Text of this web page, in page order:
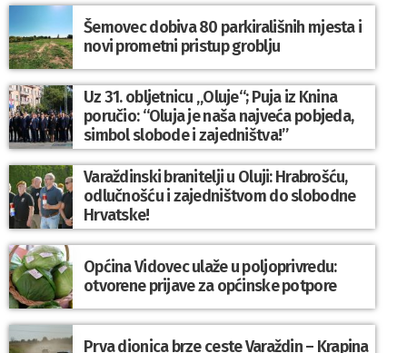
Šemovec dobiva 80 parkirališnih mjesta i
novi prometni pristup groblju
Uz 31. obljetnicu „Oluje“; Puja iz Knina
poručio: “Oluja je naša najveća pobjeda,
simbol slobode i zajedništva!”
Varaždinski branitelji u Oluji: Hrabrošću,
odlučnošću i zajedništvom do slobodne
Hrvatske!
Općina Vidovec ulaže u poljoprivredu:
otvorene prijave za općinske potpore
Prva dionica brze ceste Varaždin – Krapina